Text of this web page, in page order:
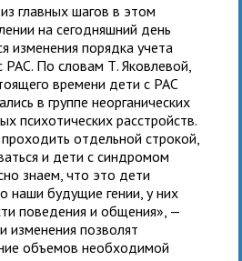
главных шагов в этом
на сегодняшний день
изменения порядка учета
РАС. По словам Т. Яковлевой,
времени дети с РАС
в группе неорганических
психотических расстройств.
отдельной строкой,
и дети с синдромом
знаем, что это дети
наши будущие гении, у них
поведения и общения», —
изменения позволят
объемов необходимой